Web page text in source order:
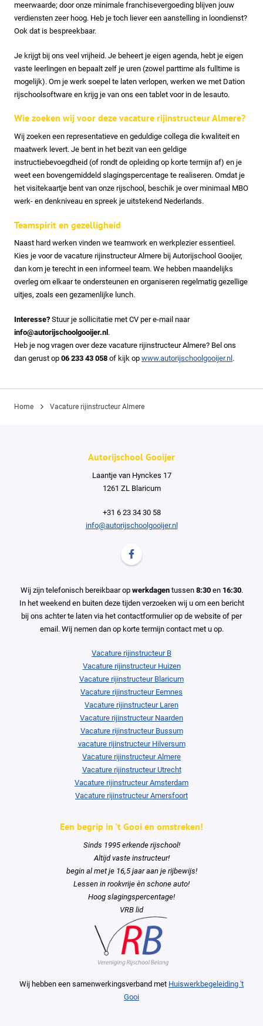
meerwaarde; door onze minimale franchisevergoeding blijven jouw
verdiensten zeer hoog. Heb je toch liever een aanstelling in loondienst?
Ook dat is bespreekbaar.
Je krijgt bij ons veel vrijheid. Je beheert je eigen agenda, hebt je eigen
vaste leerlingen en bepaalt zelf je uren (zowel parttime als fulltime is
mogelijk). Om je werk soepel te laten verlopen, werken we met Dation
rijschoolsoftware en krijg je van ons een tablet voor in de lesauto.
Wie zoeken wij voor deze vacature rijinstructeur Almere?
Wij zoeken een representatieve en geduldige collega die kwaliteit en
maatwerk levert. Je bent in het bezit van een geldige
instructiebevoegdheid (of rondt de opleiding op korte termijn af) en je
weet een bovengemiddeld slagingspercentage te realiseren. Omdat je
het visitekaartje bent van onze rijschool, beschik je over minimaal MBO
werk- en denkniveau en spreek je uitstekend Nederlands.
Teamspirit en gezelligheid
Naast hard werken vinden we teamwork en werkplezier essentieel.
Kies je voor de vacature rijinstructeur Almere bij Autorijschool Gooijer,
dan kom je terecht in een informeel team. We hebben maandelijks
overleg om elkaar te ondersteunen en organiseren regelmatig gezellige
uitjes, zoals een gezamenlijke lunch.
Interesse? Stuur je sollicitatie met CV per e-mail naar
info@autorijschoolgooijer.nl .
Heb je nog vragen over deze vacature rijinstructeur Almere? Bel ons
dan gerust op 06 233 43 058 of kijk op www.autorijschoolgooijer.nl .
Home Vacature rijinstructeur Almere
Autorijschool Gooijer
Laantje van Hynckes 17
1261 ZL Blaricum
+31 6 23 34 30 58
info@autorijschoolgooijer.nl
Wij zijn telefonisch bereikbaar op werkdagen tussen 8:30en 16:30.
In het weekend en buiten deze tijden verzoeken wij u om een bericht
bij ons achter te laten via het contactformulier op de website of per
email. Wij nemen dan op korte termijn contact met u op.
Vacature rijinstructeur B
Vacature rijinstructeur Huizen
Vacature rijinstructeur Blaricum
Vacature rijinstructeur Eemnes
Vacature rijinstructeur Laren
Vacature rijinstructeur Naarden
Vacature rijinstructeur Bussum
vacature rijinstructeur Hilversum
Vacature rijinstructeur Almere
Vacature rijinstructeur Utrecht
Vacature rijinstructeur Amsterdam
Vacature rijinstructeur Amersfoort
Een begrip in 't Gooi en omstreken!
Sinds 1995 erkende rijschool!
Altijd vaste instructeur!
begin al met je 16,5 jaar aan je rijbewijs!
Lessen in rookvrije èn schone auto!
Hoog slagingspercentage!
VRB lid
Wij hebben een samenwerkingsverband met Huiswerkbegeleiding 't
Gooi